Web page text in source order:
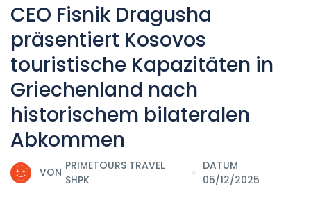
CEO Fisnik Dragusha
präsentiert Kosovos
touristische Kapazitäten in
Griechenland nach
historischem bilateralen
Abkommen
VON
PRIMETOURS TRAVEL
SHPK
DATUM
05/12/2025